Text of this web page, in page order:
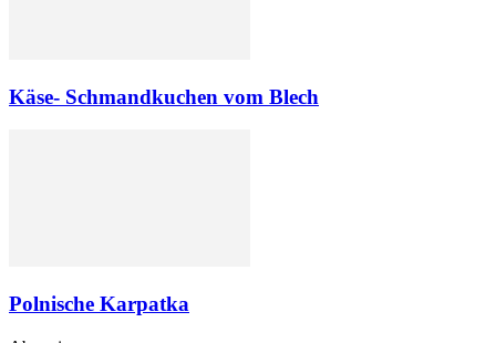
Käse- Schmandkuchen vom Blech
Polnische Karpatka